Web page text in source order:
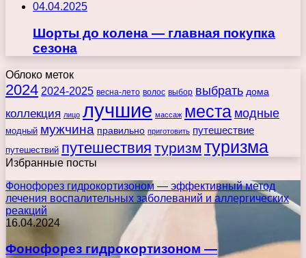
04.04.2025
Шорты до колена — главная покупка
сезона
Облоко меток
2024 2024-2025 весна-лето волос выбор выбрать дома
коллекция лицо лучшие массаж места модные
модный мужчина правильно приготовить путешествие
путешествий путешествия туризм туризма
Избранные посты
Фонофорез гидрокортизоном — эффективный метод
лечения воспалительных заболеваний и аллергических
реакций
16.04.2024
Фонофорез гидрокортизоном —